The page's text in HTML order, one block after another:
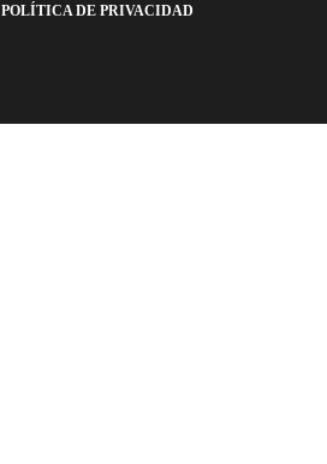
POLÍTICA DE PRIVACIDAD